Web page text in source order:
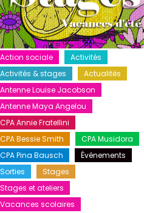
Action sociale
Activités
Activités & stages
Actualités
Antenne Louise Jacobson
Antenne Maya Angelou
CPA Annie Fratellini
CPA Bessie Smith
CPA Musidora
CPA Pina Bausch
Événements
Sorties
Stages
Stages et ateliers
Vacances scolaires